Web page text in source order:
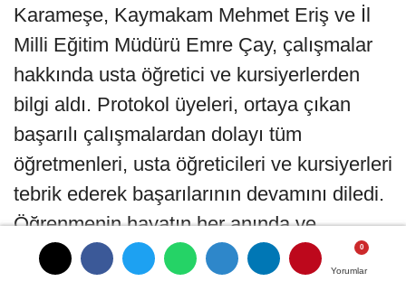
Yorumlar
Yorumlar
Karameşe, Kaymakam Mehmet Eriş ve İl
Milli Eğitim Müdürü Emre Çay, çalışmalar
hakkında usta öğretici ve kursiyerlerden
bilgi aldı. Protokol üyeleri, ortaya çıkan
başarılı çalışmalardan dolayı tüm
öğretmenleri, usta öğreticileri ve kursiyerleri
tebrik ederek başarılarının devamını diledi.
Öğrenmenin hayatın her anında ve
alanında devam ettiğini vurgulayan İl Milli